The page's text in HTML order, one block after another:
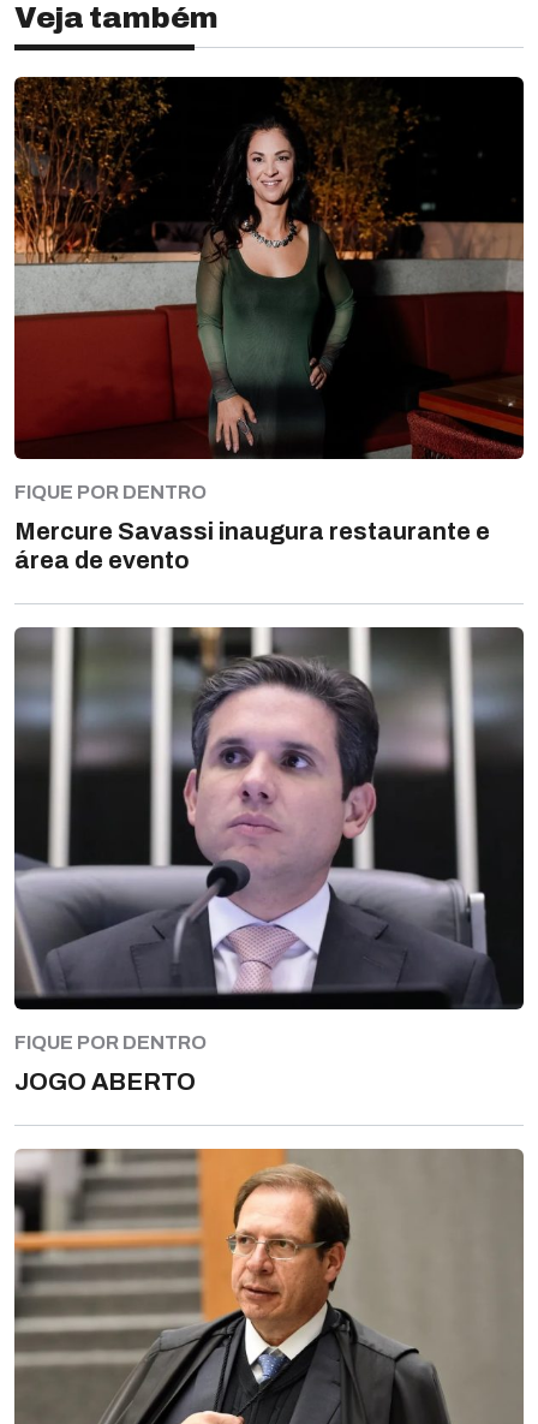
Veja também
FIQUE POR DENTRO
Mercure Savassi inaugura restaurante e
área de evento
FIQUE POR DENTRO
JOGO ABERTO